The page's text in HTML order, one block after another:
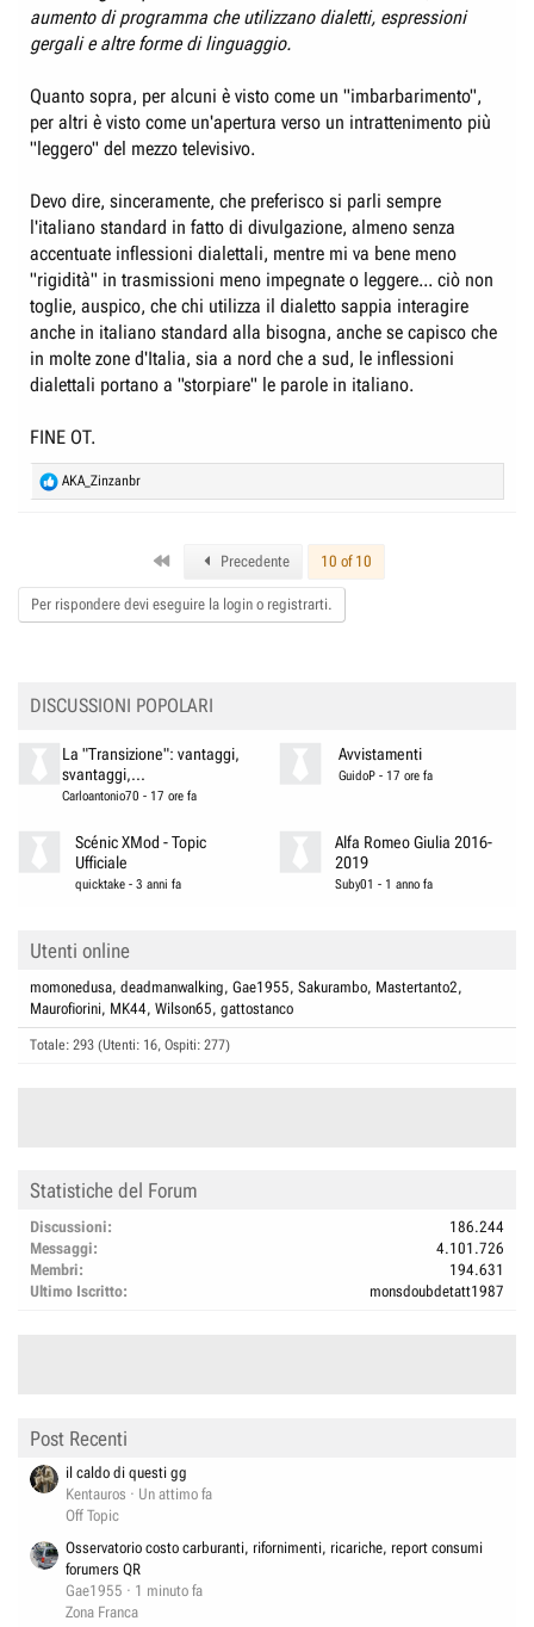
aumento di programma che utilizzano dialetti, espressioni
gergali e altre forme di linguaggio.
Quanto sopra, per alcuni è visto come un "imbarbarimento",
per altri è visto come un'apertura verso un intrattenimento più
"leggero" del mezzo televisivo.
Devo dire, sinceramente, che preferisco si parli sempre
l'italiano standard in fatto di divulgazione, almeno senza
accentuate inflessioni dialettali, mentre mi va bene meno
"rigidità" in trasmissioni meno impegnate o leggere... ciò non
toglie, auspico, che chi utilizza il dialetto sappia interagire
anche in italiano standard alla bisogna, anche se capisco che
in molte zone d'Italia, sia a nord che a sud, le inflessioni
dialettali portano a "storpiare" le parole in italiano.
FINE OT.
R
e
o
n
AKA_Zinzanbr
Precedente 10 of 10
Per rispondere devi eseguire la login o registrarti.
DISCUSSIONI POPOLARI
La "Transizione": vantaggi,
svantaggi,...
Carloantonio70 - 17 ore fa
Avvistamenti
GuidoP - 17 ore fa
Scénic XMod - Topic
Ufficiale
quicktake -3 anni fa
Alfa Romeo Giulia 2016-
2019
Suby01 - 1 anno fa
Utenti online
momonedusa deadmanwalking Gae1955 Sakurambo Mastertanto2
Maurofiorini MK44 Wilson65 gattostanco
Totale: 293 (Utenti: 16, Ospiti: 277)
Statistiche del Forum
Discussioni
186.244
Messaggi
4.101.726
Membri
194.631
Ultimo Iscritto
monsdoubdetatt1987
Post Recenti
il caldo di questi gg
Kentauros
Un attimo fa
Off Topic
Osservatorio costo carburanti, rifornimenti, ricariche, report consumi
forumers QR
Gae1955
1 minuto fa
Zona Franca